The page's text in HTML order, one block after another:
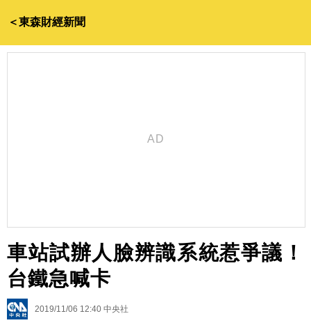
＜東森財經新聞
車站試辦人臉辨識系統惹爭議！
台鐵急喊卡
2019/11/06 12:40 中央社